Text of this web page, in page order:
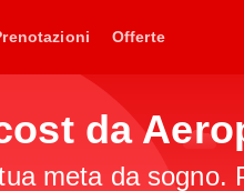
Offerte
da
meta da sogno.